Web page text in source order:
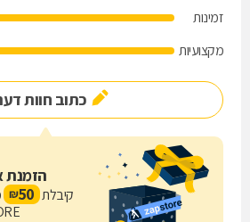
זמינות
מקצועיות
כתוב חוות
הזמנת
קיבלת 50
₪